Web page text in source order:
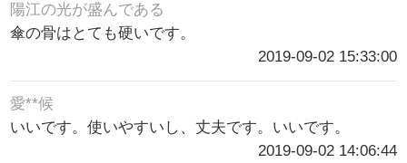
陽江の光が盛んである
傘の骨はとても硬いです。
2019-09-02 15:33:00
愛**候
いいです。使いやすいし、丈夫です。いいです。
2019-09-02 14:06:44